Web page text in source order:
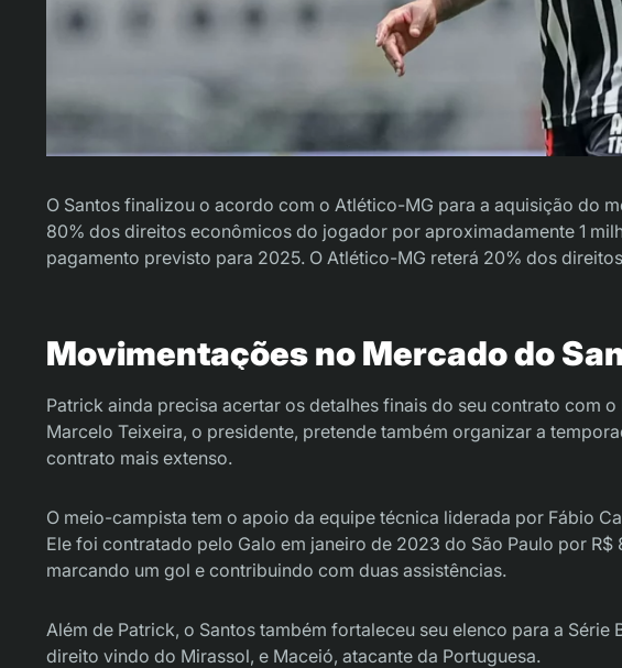
O Santos finalizou o acordo com o Atlético-MG para a aquisição do
80% dos direitos econômicos do jogador por aproximadamente 1
pagamento previsto para 2025. O Atlético-MG reterá 20% dos
Movimentações no Mercado do
Patrick ainda precisa acertar os detalhes finais do seu contrato com
Marcelo Teixeira, o presidente, pretende também organizar a
contrato mais extenso.
O meio-campista tem o apoio da equipe técnica liderada por Fábio
Ele foi contratado pelo Galo em janeiro de 2023 do São Paulo por
marcando um gol e contribuindo com duas assistências.
Além de Patrick, o Santos também fortaleceu seu elenco para a
direito vindo do Mirassol, e Maceió, atacante da Portuguesa.